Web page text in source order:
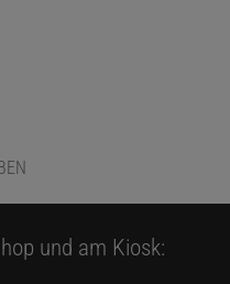
und am Kiosk: